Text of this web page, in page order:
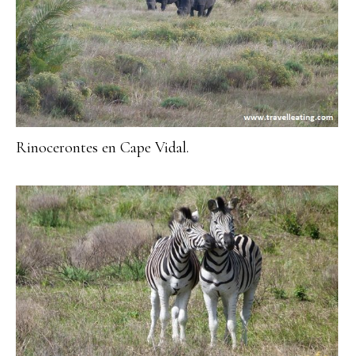
Rinocerontes en Cape Vidal.